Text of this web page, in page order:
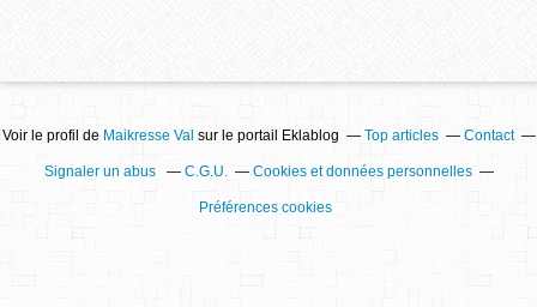
Voir le profil de Maikresse Val sur le portail Eklablog Top articles Contact
Signaler un abus C.G.U. Cookies et données personnelles
Préférences cookies